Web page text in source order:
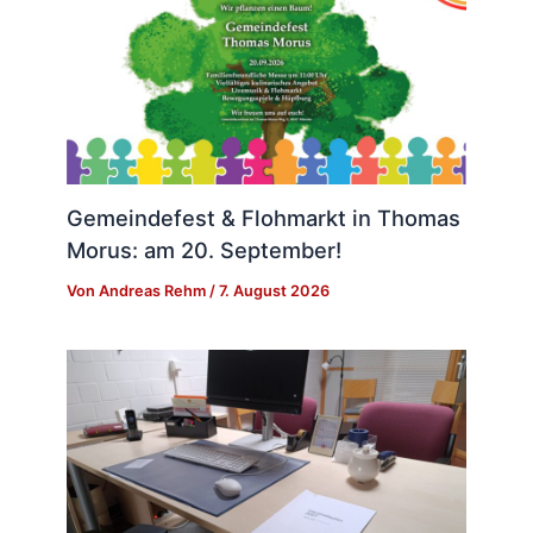
Gemeindefest & Flohmarkt in Thomas
Morus: am 20. September!
VonAndreas Rehm /7. August 2026